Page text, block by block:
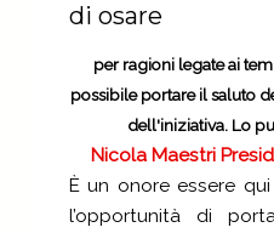
di osare
per ragioni legate ai
possibile portare il saluto
dell'iniziativa. Lo
Nicola Maestri
È un onore essere
l’opportunità di